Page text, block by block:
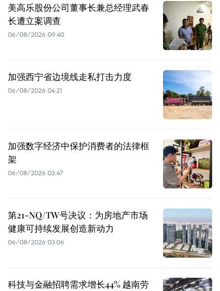
美高乐股份公司董事长兼总经理武春
长遭立案调查
06/08/2026 09:40
加强西宁省边境线走私打击力度
06/08/2026 04:21
加强数字经济中保护消费者的法律框
架
06/08/2026 03:47
第21-NQ/TW号决议：为房地产市场
健康可持续发展创造新动力
06/08/2026 03:06
科技与金融招聘需求增长44% 越南劳